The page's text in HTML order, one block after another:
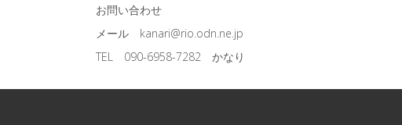
お問い合わせ
メール kanari@rio.odn.ne.jp
TEL 090-6958-7282 かなり